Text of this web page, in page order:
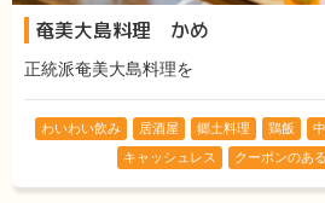
奄美大島料理 かめ
正統派奄美大島料理を
わいわい飲み 居酒屋 郷土料理 鶏飯
キャッシュレス
クーポンのあ